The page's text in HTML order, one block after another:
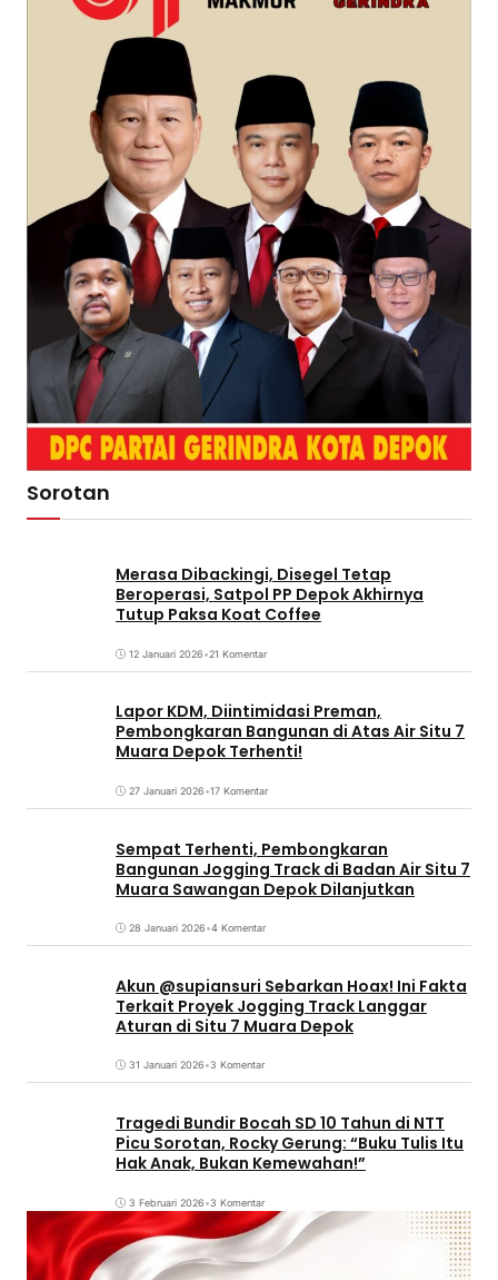
Sorotan
Merasa Dibackingi, Disegel Tetap
Beroperasi, Satpol PP Depok Akhirnya
Tutup Paksa Koat Coffee
12 Januari 2026•21 Komentar
Lapor KDM, Diintimidasi Preman,
Pembongkaran Bangunan di Atas Air Situ 7
Muara Depok Terhenti!
27 Januari 2026•17 Komentar
Sempat Terhenti, Pembongkaran
Bangunan Jogging Track di Badan Air Situ 7
Muara Sawangan Depok Dilanjutkan
28 Januari 2026•4 Komentar
Akun @supiansuri Sebarkan Hoax! Ini Fakta
Terkait Proyek Jogging Track Langgar
Aturan di Situ 7 Muara Depok
31 Januari 2026•3 Komentar
Tragedi Bundir Bocah SD 10 Tahun di NTT
Picu Sorotan, Rocky Gerung: “Buku Tulis Itu
Hak Anak, Bukan Kemewahan!”
3 Februari 2026•3 Komentar